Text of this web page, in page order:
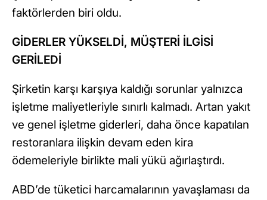
faktörlerden biri oldu.
GİDERLER YÜKSELDİ, MÜŞTERİ İLGİSİ
GERİLEDİ
Şirketin karşı karşıya kaldığı sorunlar yalnızca
işletme maliyetleriyle sınırlı kalmadı. Artan yakıt
ve genel işletme giderleri, daha önce kapatılan
restoranlara ilişkin devam eden kira
ödemeleriyle birlikte mali yükü ağırlaştırdı.
ABD’de tüketici harcamalarının yavaşlaması da